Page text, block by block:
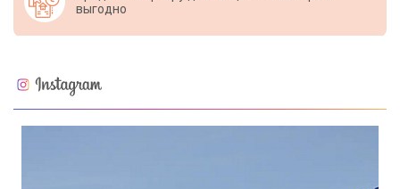
выгодно